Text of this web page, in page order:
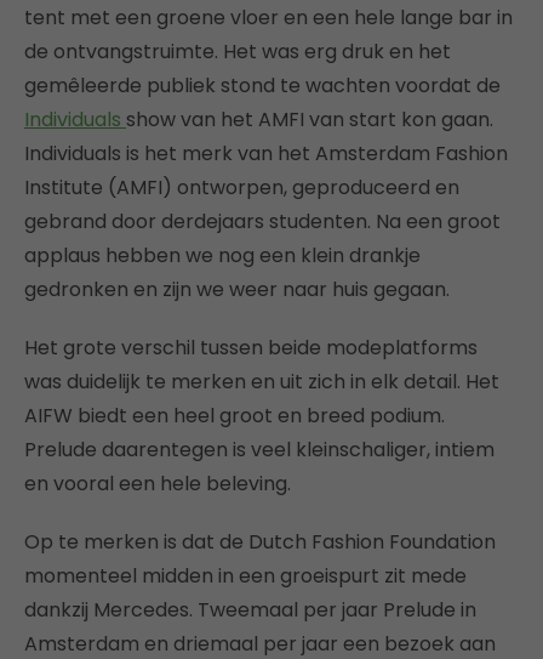
tent met een groene vloer en een hele lange bar in
de ontvangstruimte. Het was erg druk en het
gemêleerde publiek stond te wachten voordat de
Individuals show van het AMFI van start kon gaan.
Individuals is het merk van het Amsterdam Fashion
Institute (AMFI) ontworpen, geproduceerd en
gebrand door derdejaars studenten. Na een groot
applaus hebben we nog een klein drankje
gedronken en zijn we weer naar huis gegaan.
Het grote verschil tussen beide modeplatforms
was duidelijk te merken en uit zich in elk detail. Het
AIFW biedt een heel groot en breed podium.
Prelude daarentegen is veel kleinschaliger, intiem
en vooral een hele beleving.
Op te merken is dat de Dutch Fashion Foundation
momenteel midden in een groeispurt zit mede
dankzij Mercedes. Tweemaal per jaar Prelude in
Amsterdam en driemaal per jaar een bezoek aan